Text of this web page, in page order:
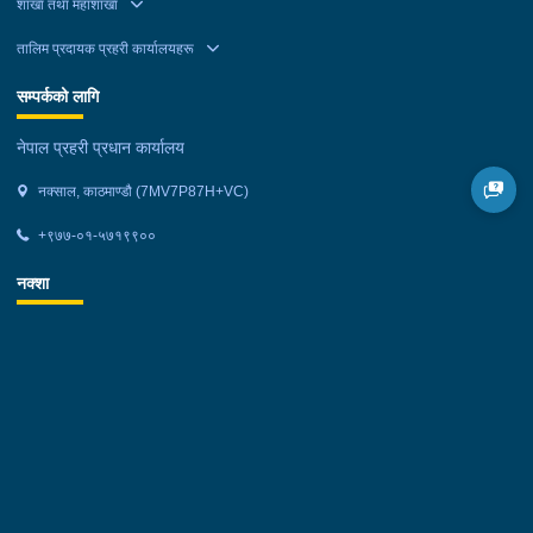
गरेको हो । यस सम्बन्धमा प्रहरीले आवश्यक अनुसन्धान गरिरहेको छ ।
शाखा तथा महाशाखा
तालिम प्रदायक प्रहरी कार्यालयहरू
सम्पर्कको लागि
नेपाल प्रहरी प्रधान कार्यालय
नक्साल, काठमाण्डौ (7MV7P87H+VC)
+९७७-०१-५७१९९००
नक्शा